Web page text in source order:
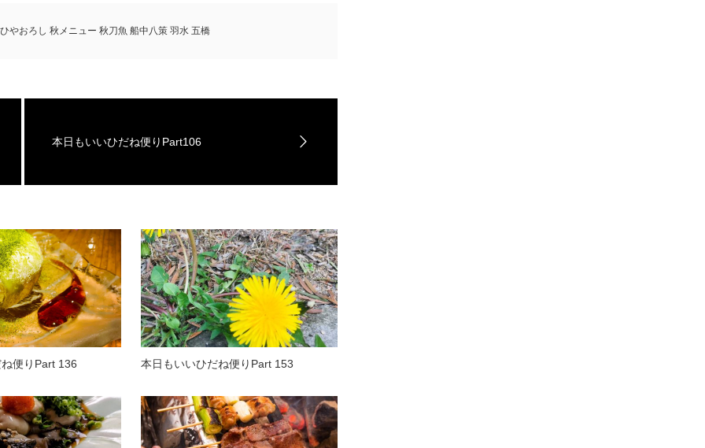
やおろし 秋メニュー 秋刀魚 船中八策 羽水 五橋
本日もいいひだね便りPart106
便りPart 136 本日もいいひだね便りPart 153